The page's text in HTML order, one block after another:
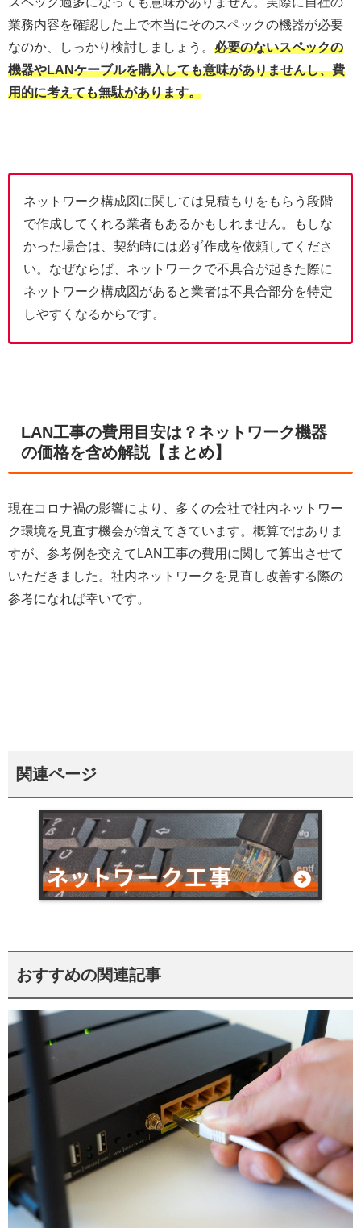
業務内容を確認した上で本当にそのスペックの機器が必要
なのか、しっかり検討しましょう。 必要のないスペックの
機器やLANケーブルを購入しても意味がありませんし、費
用的に考えても無駄があります。
ネットワーク構成図に関しては見積もりをもらう段階
で作成してくれる業者もあるかもしれません。もしな
かった場合は、契約時には必ず作成を依頼してくださ
い。なぜならば、ネットワークで不具合が起きた際に
ネットワーク構成図があると業者は不具合部分を特定
しやすくなるからです。
LAN工事の費用目安は？ネットワーク機器
の価格を含め解説【まとめ】
現在コロナ禍の影響により、多くの会社で社内ネットワー
ク環境を見直す機会が増えてきています。概算ではありま
すが、参考例を交えてLAN工事の費用に関して算出させて
いただきました。社内ネットワークを見直し改善する際の
参考になれば幸いです。
関連ページ
おすすめの関連記事